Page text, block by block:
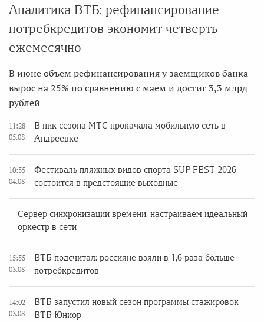
Аналитика ВТБ: рефинансирование
потребкредитов экономит четверть
ежемесячно
В июне объем рефинансирования у заемщиков банка
вырос на 25% по сравнению с маем и достиг 3,3 млрд
рублей
11:28
05.08
В пик сезона МТС прокачала мобильную сеть в
Андреевке
10:55
04.08
Фестиваль пляжных видов спорта SUP FEST 2026
состоится в предстоящие выходные
Сервер синхронизации времени: настраиваем идеальный
оркестр в сети
15:55
03.08
ВТБ подсчитал: россияне взяли в 1,6 раза больше
потребкредитов
14:02
03.08
ВТБ запустил новый сезон программы стажировок
ВТБ Юниор